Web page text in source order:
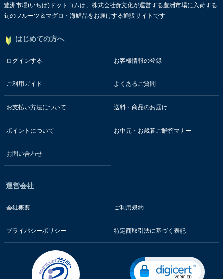
豊洲市場(いちば)ドットコムは、株式会社食文化が運営する豊洲市場に入荷する
旬のフルーツ＆マグロ・海鮮品をお届けする通販サイトです
はじめての方へ
ログインする お客様情報の登録
ご利用ガイド よくあるご質問
お支払い方法について 送料・商品のお届け
ポイントについて お中元・お歳暮ご贈答マナー
お問い合わせ
運営会社
会社概要 ご利用規約
プライバシーポリシー 特定商取引法に基づく表記